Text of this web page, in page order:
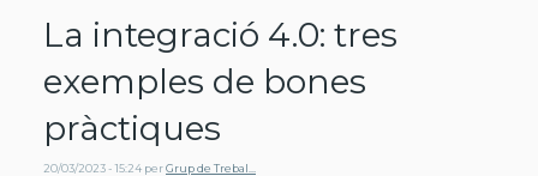
La integració 4.0: tres
exemples de bones
pràctiques
20/03/2023 - 15:24 perGrup de Trebal…